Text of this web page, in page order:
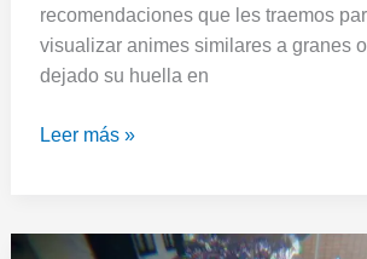
recomendaciones que les traemos
visualizar animes similares a granes
dejado su huella en
Leer más »
Viernes